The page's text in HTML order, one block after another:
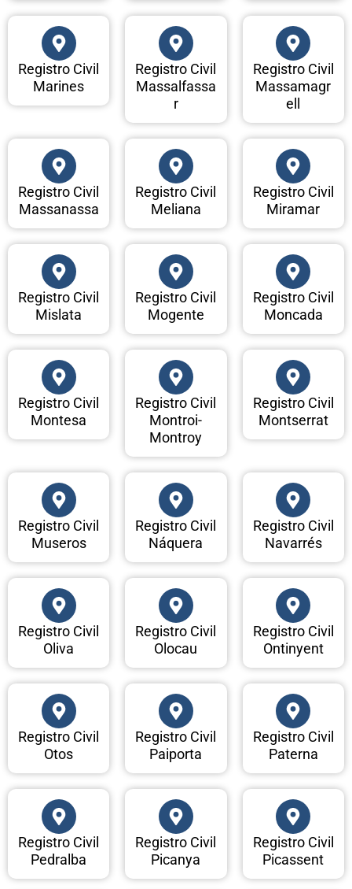
Registro Civil
Marines
Registro Civil
Massalfassa
r
Registro Civil
Massamagr
ell
Registro Civil
Massanassa
Registro Civil
Meliana
Registro Civil
Miramar
Registro Civil
Mislata
Registro Civil
Mogente
Registro Civil
Moncada
Registro Civil
Montesa
Registro Civil
Montroi-
Montroy
Registro Civil
Montserrat
Registro Civil
Museros
Registro Civil
Náquera
Registro Civil
Navarrés
Registro Civil
Oliva
Registro Civil
Olocau
Registro Civil
Ontinyent
Registro Civil
Otos
Registro Civil
Paiporta
Registro Civil
Paterna
Registro Civil
Pedralba
Registro Civil
Picanya
Registro Civil
Picassent